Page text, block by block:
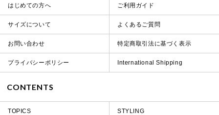
はじめての方へ ご利用ガイド
サイズについて よくあるご質問
お問い合わせ 特定商取引法に基づく表示
プライバシーポリシー International Shipping
CONTENTS
TOPICS STYLING